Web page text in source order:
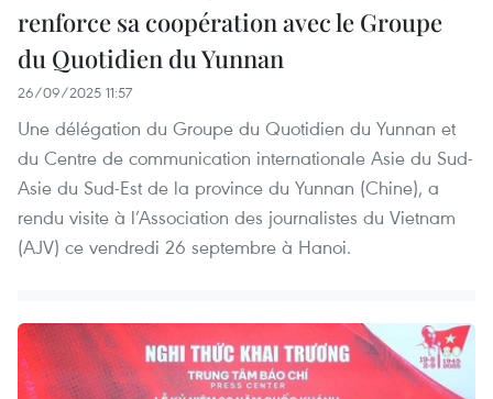
renforce sa coopération avec le Groupe
du Quotidien du Yunnan
26/09/2025 11:57
Une délégation du Groupe du Quotidien du Yunnan et
du Centre de communication internationale Asie du Sud-
Asie du Sud-Est de la province du Yunnan (Chine), a
rendu visite à l’Association des journalistes du Vietnam
(AJV) ce vendredi 26 septembre à Hanoi.